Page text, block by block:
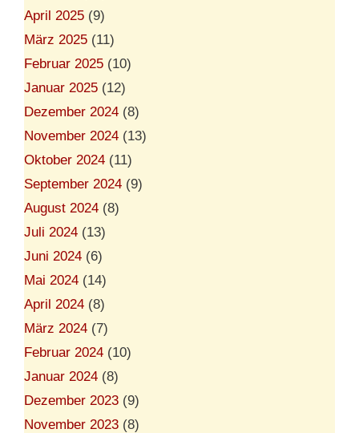
April 2025 (9)
März 2025 (11)
Februar 2025 (10)
Januar 2025 (12)
Dezember 2024 (8)
November 2024 (13)
Oktober 2024 (11)
September 2024 (9)
August 2024 (8)
Juli 2024 (13)
Juni 2024 (6)
Mai 2024 (14)
April 2024 (8)
März 2024 (7)
Februar 2024 (10)
Januar 2024 (8)
Dezember 2023 (9)
November 2023 (8)